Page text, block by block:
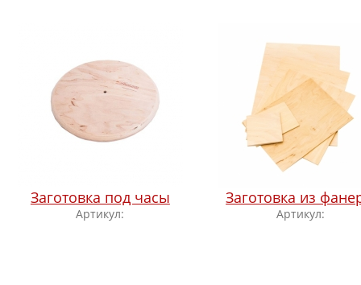
Заготовка под часы
Артикул:
Заготовка из
Артикул: